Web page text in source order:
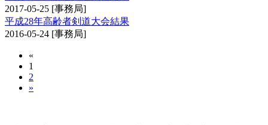
2017-05-25 [事務局]
平成28年高齢者剣道大会結果
2016-05-24 [事務局]
«
1
2
»